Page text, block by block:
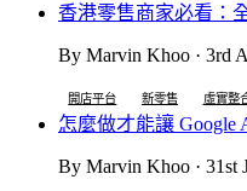
香港零售商家必看：
By Marvin Khoo · 3rd
開店平台 新零售 虛實整
怎麼做才能讓 Google
By Marvin Khoo · 31st